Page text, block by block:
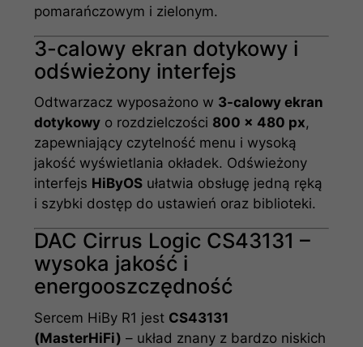
pomarańczowym i zielonym.
3-calowy ekran dotykowy i
odświeżony interfejs
Odtwarzacz wyposażono w 3-calowy ekran
dotykowy o rozdzielczości 800 × 480 px,
zapewniający czytelność menu i wysoką
jakość wyświetlania okładek. Odświeżony
interfejs HiByOS ułatwia obsługę jedną ręką
i szybki dostęp do ustawień oraz biblioteki.
DAC Cirrus Logic CS43131 –
wysoka jakość i
energooszczędność
Sercem HiBy R1 jest CS43131
(MasterHiFi) – układ znany z bardzo niskich